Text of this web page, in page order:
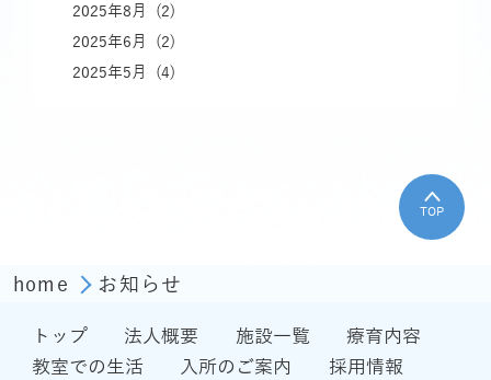
2025年8月 (2)
2025年6月 (2)
2025年5月 (4)
TOP
home お知らせ
トップ 法人概要 施設一覧
療育内容
教室での生活
入所のご案内
採用情報